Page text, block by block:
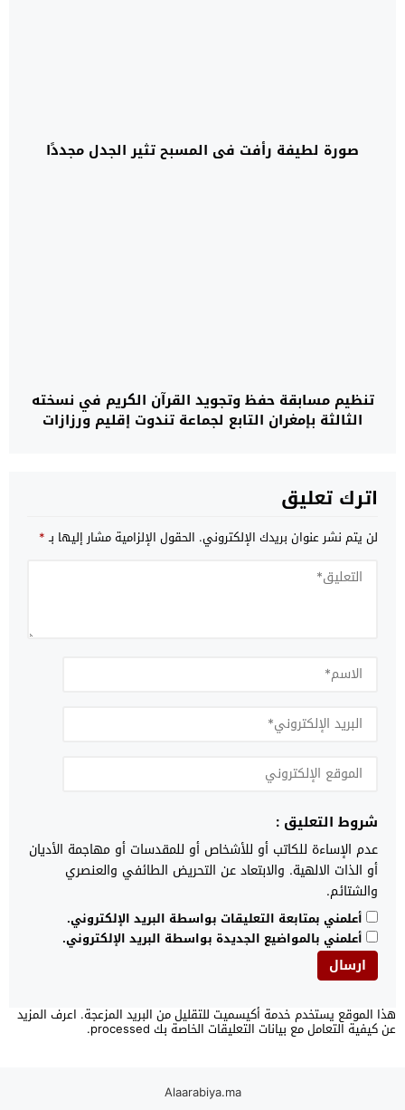
صورة لطيفة رأفت في المسبح تثير الجدل مجددًا
تنظيم مسابقة حفظ وتجويد القرآن الكريم في نسخته
الثالثة بإمغران التابع لجماعة تندوت إقليم ورزازات
اترك تعليق
لن يتم نشر عنوان بريدك الإلكتروني. الحقول الإلزامية مشار إليها بـ*
شروط التعليق :
عدم الإساءة للكاتب أو للأشخاص أو للمقدسات أو مهاجمة الأديان
أو الذات الالهية. والابتعاد عن التحريض الطائفي والعنصري
والشتائم.
أعلمني بمتابعة التعليقات بواسطة البريد الإلكتروني.
أعلمني بالمواضيع الجديدة بواسطة البريد الإلكتروني.
هذا الموقع يستخدم خدمة أكيسميت للتقليل من البريد المزعجة. اعرف المزيد
عن كيفية التعامل مع بيانات التعليقات الخاصة بك processed .
Alaarabiya.ma